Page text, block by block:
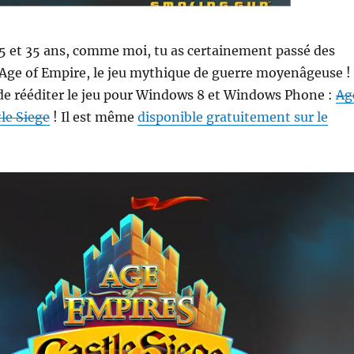
et 35 ans, comme moi, tu as certainement passé des
of Empire, le jeu mythique de guerre moyenâgeuse !
rééditer le jeu pour Windows 8 et Windows Phone :
Siege! Il est même disponible gratuitement sur le